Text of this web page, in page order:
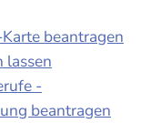
beantragen
lassen
-
beantragen